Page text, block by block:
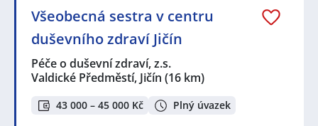
Všeobecná sestra v centru
duševního zdraví Jičín
Péče o duševní zdraví, z.s.
Valdické Předměstí, Jičín (16 km)
43 000 – 45 000 Kč Plný úvazek